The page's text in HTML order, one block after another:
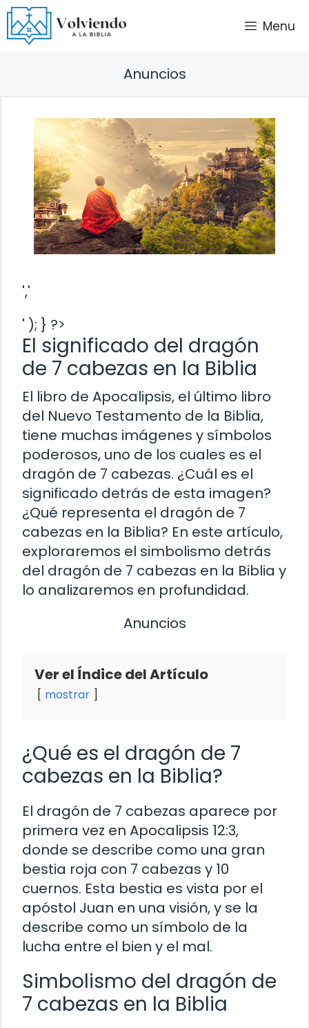
Saltar
al
contenido
Menu
Anuncios
','
' ); } ?>
El significado del dragón
de 7 cabezas en la Biblia
El libro de Apocalipsis, el último libro
del Nuevo Testamento de la Biblia,
tiene muchas imágenes y símbolos
poderosos, uno de los cuales es el
dragón de 7 cabezas. ¿Cuál es el
significado detrás de esta imagen?
¿Qué representa el dragón de 7
cabezas en la Biblia? En este artículo,
exploraremos el simbolismo detrás
del dragón de 7 cabezas en la Biblia y
lo analizaremos en profundidad.
Anuncios
Ver el Índice del Artículo
mostrar
¿Qué es el dragón de 7
cabezas en la Biblia?
El dragón de 7 cabezas aparece por
primera vez en Apocalipsis 12:3,
donde se describe como una gran
bestia roja con 7 cabezas y 10
cuernos. Esta bestia es vista por el
apóstol Juan en una visión, y se la
describe como un símbolo de la
lucha entre el bien y el mal.
Simbolismo del dragón de
7 cabezas en la Biblia